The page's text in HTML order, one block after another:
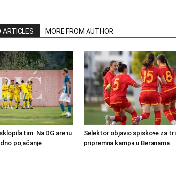
ARTICLES MORE FROM AUTHOR
tim: Na DG arenu
pojačanje
Selektor objavio spiskove za tri
pripremna kampa u Beranama